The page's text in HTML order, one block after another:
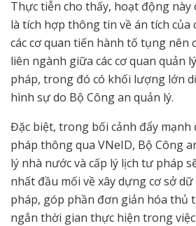
Thực tiễn cho thấy, hoạt động này
là tích hợp thông tin về án tích của
các cơ quan tiến hành tố tụng nên
liên ngành giữa các cơ quan quản
pháp, trong đó có khối lượng lớn
hình sự do Bộ Công an quản lý.
Đặc biệt, trong bối cảnh đẩy mạnh
pháp thông qua VNeID, Bộ Công
lý nhà nước và cấp lý lịch tư pháp
nhất đầu mối về xây dựng cơ sở
pháp, góp phần đơn giản hóa thủ
ngắn thời gian thực hiện trong